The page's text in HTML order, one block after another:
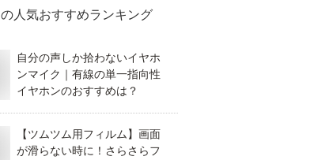
の人気おすすめランキング
自分の声しか拾わないイヤホ
ンマイク｜有線の単一指向性
イヤホンのおすすめは？
【ツムツム用フィルム】画面
が滑らない時に！さらさらフ